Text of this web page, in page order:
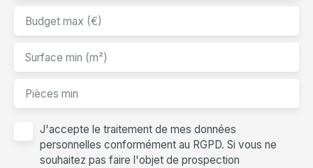
Budget max (€)
Surface min (m²)
Pièces min
J'accepte le traitement de mes données
personnelles conformément au RGPD. Si vous ne
souhaitez pas faire l'objet de prospection